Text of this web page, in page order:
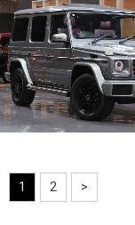
商談中
1 2 >